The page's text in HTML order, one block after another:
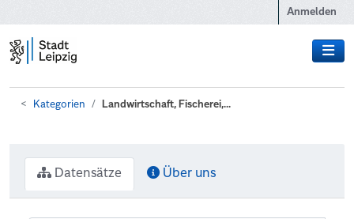
Anmelden
Kategorien Landwirtschaft, Fischerei,...
Datensätze Über uns